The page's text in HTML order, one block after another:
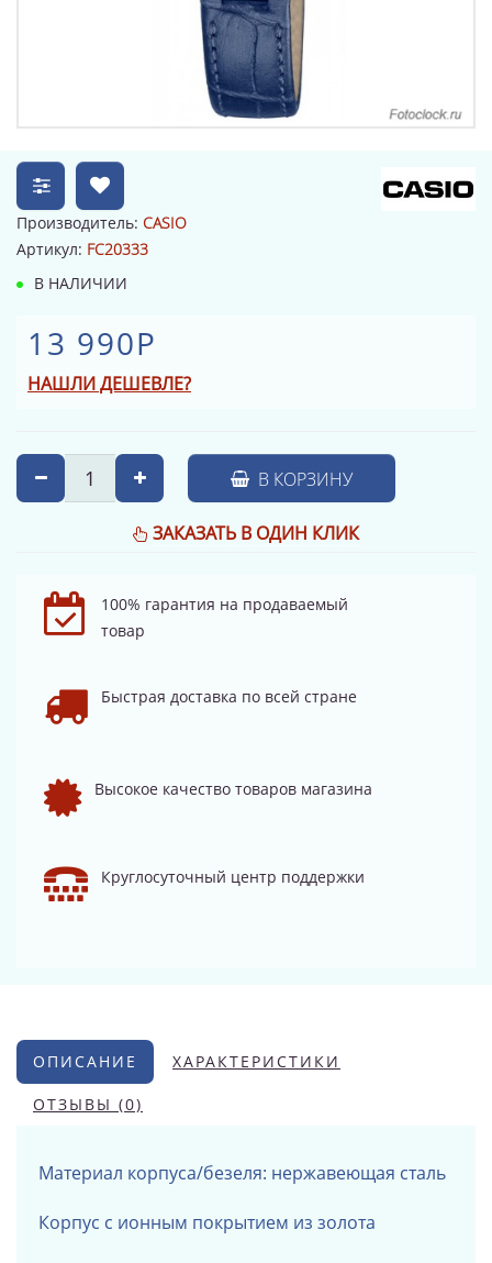
Производитель: CASIO
Артикул: FC20333
В НАЛИЧИИ
13 990Р
НАШЛИ ДЕШЕВЛЕ?
В КОРЗИНУ
ЗАКАЗАТЬ В ОДИН КЛИК
100% гарантия на продаваемый
товар
Быстрая доставка по всей стране
Высокое качество товаров магазина
Круглосуточный центр поддержки
ОПИСАНИЕ ХАРАКТЕРИСТИКИ
ОТЗЫВЫ (0)
Материал корпуса/безеля: нержавеющая сталь
Корпус с ионным покрытием из золота